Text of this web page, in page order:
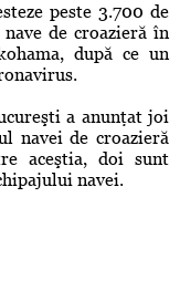
peste 3.700 de
de croazieră în
după ce un
a anunţat joi
navei de croazieră
aceştia, doi sunt
navei.